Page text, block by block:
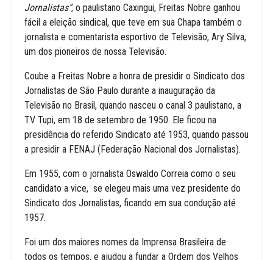
Jornalistas”, o paulistano Caxingui, Freitas Nobre ganhou
fácil a eleição sindical, que teve em sua Chapa também o
jornalista e comentarista esportivo de Televisão, Ary Silva,
um dos pioneiros de nossa Televisão.
Coube a Freitas Nobre a honra de presidir o Sindicato dos
Jornalistas de São Paulo durante a inauguração da
Televisão no Brasil, quando nasceu o canal 3 paulistano, a
TV Tupi, em 18 de setembro de 1950. Ele ficou na
presidência do referido Sindicato até 1953, quando passou
a presidir a FENAJ (Federação Nacional dos Jornalistas).
Em 1955, com o jornalista Oswaldo Correia como o seu
candidato a vice, se elegeu mais uma vez presidente do
Sindicato dos Jornalistas, ficando em sua condução até
1957.
Foi um dos maiores nomes da Imprensa Brasileira de
todos os tempos, e ajudou a fundar a Ordem dos Velhos